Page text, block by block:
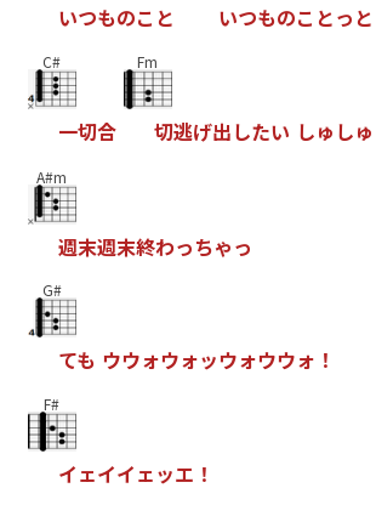
いつものこ と いつものこ とっ と
C#
一切合
Fm
切逃げ出したい しゅ しゅ
A#m
週末週末終わっちゃっ
G#
ても ウウォウォッウォウウォ ！
F#
イェイイェッエ ！